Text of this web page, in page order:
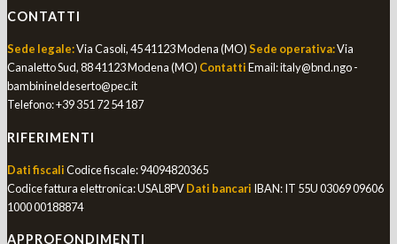
CONTATTI
Sede legale:Via Casoli, 45 41123 Modena (MO)Sede operativa:Via
Canaletto Sud, 88 41123 Modena (MO) ContattiEmail:italy@bnd.ngo -
bambinineldeserto@pec.it
Telefono:+39 351 72 54 187
RIFERIMENTI
Dati fiscaliCodice fiscale: 94094820365
Codice fattura elettronica: USAL8PVDati bancari IBAN: IT 55U 03069 09606
1000 00188874
APPROFONDIMENTI